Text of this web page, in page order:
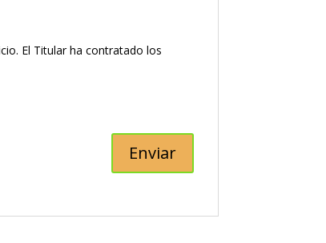
El Titular ha contratado los